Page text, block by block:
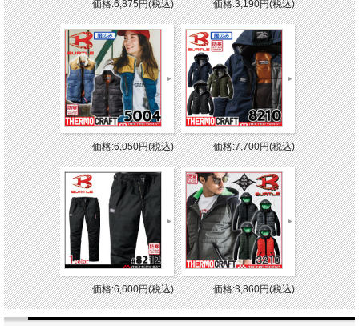
価格:6,875円(税込) 価格:3,190円(税込)
価格:6,050円(税込) 価格:7,700円(税込)
価格:6,600円(税込) 価格:3,860円(税込)